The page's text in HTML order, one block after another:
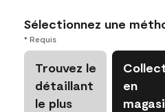
Sélectionnez une
* Requis
Trouvez le
détaillant
le plus
en